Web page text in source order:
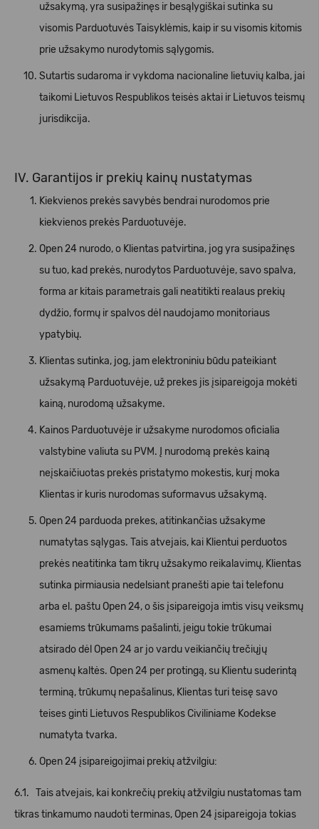
užsakymą, yra susipažinęs ir besąlygiškai sutinka su
visomis Parduotuvės Taisyklėmis, kaip ir su visomis kitomis
prie užsakymo nurodytomis sąlygomis.
Sutartis sudaroma ir vykdoma nacionaline lietuvių kalba, jai
taikomi Lietuvos Respublikos teisės aktai ir Lietuvos teismų
jurisdikcija.
IV. Garantijos ir prekių kainų nustatymas
Kiekvienos prekės savybės bendrai nurodomos prie
kiekvienos prekės Parduotuvėje.
Open 24 nurodo, o Klientas patvirtina, jog yra susipažinęs
su tuo, kad prekės, nurodytos Parduotuvėje, savo spalva,
forma ar kitais parametrais gali neatitikti realaus prekių
dydžio, formų ir spalvos dėl naudojamo monitoriaus
ypatybių.
Klientas sutinka, jog, jam elektroniniu būdu pateikiant
užsakymą Parduotuvėje, už prekes jis įsipareigoja mokėti
kainą, nurodomą užsakyme.
Kainos Parduotuvėje ir užsakyme nurodomos oficialia
valstybine valiuta su PVM. Į nurodomą prekės kainą
neįskaičiuotas prekės pristatymo mokestis, kurį moka
Klientas ir kuris nurodomas suformavus užsakymą.
Open 24 parduoda prekes, atitinkančias užsakyme
numatytas sąlygas. Tais atvejais, kai Klientui perduotos
prekės neatitinka tam tikrų užsakymo reikalavimų, Klientas
sutinka pirmiausia nedelsiant pranešti apie tai telefonu
arba el. paštu Open 24, o šis įsipareigoja imtis visų veiksmų
esamiems trūkumams pašalinti, jeigu tokie trūkumai
atsirado dėl Open 24 ar jo vardu veikiančių trečiųjų
asmenų kaltės. Open 24 per protingą, su Klientu suderintą
terminą, trūkumų nepašalinus, Klientas turi teisę savo
teises ginti Lietuvos Respublikos Civiliniame Kodekse
numatyta tvarka.
Open 24 įsipareigojimai prekių atžvilgiu:
6.1. Tais atvejais, kai konkrečių prekių atžvilgiu nustatomas tam
tikras tinkamumo naudoti terminas, Open 24 įsipareigoja tokias